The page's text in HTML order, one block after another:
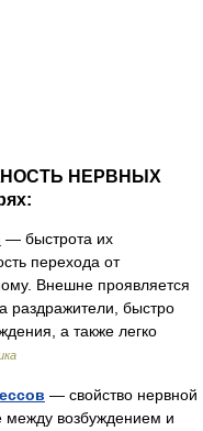
НЕРВНЫХ
— быстрота их
перехода от
Внешне проявляется
раздражители, быстро
а также легко
— свойство нервной
возбуждением и